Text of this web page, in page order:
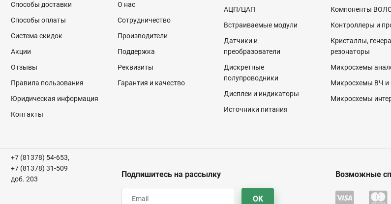
Способы доставки
Способы оплаты
Система скидок
Акции
Отзывы
Правила пользования
Юридическая информация
Контакты
О нас
Сотрудничество
Производители
Поддержка
Реквизиты
Гарантия и качество
АЦП/ЦАП
Встраиваемые модули
Датчики и
преобразователи
Дискретные
полупроводники
Дисплеи и индикаторы
Источники питания
Компоненты
Контроллеры и
Кристаллы,
резонаторы
Микросхемы
Микросхемы ВЧ и
Микросхемы
Подпишитесь на рассылку
OK
+7 (81378) 54-653,
+7 (81378) 31-509
доб. 203
Возможные